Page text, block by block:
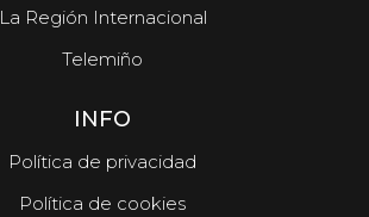
La Región Internacional
Telemiño
INFO
Política de privacidad
Política de cookies